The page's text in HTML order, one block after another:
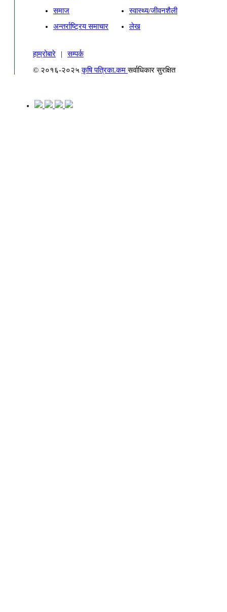
समाज
स्वास्थ्य/जीवनशैली
अन्तर्राष्ट्रिय समाचार
लेख
हाम्रोबारे |
सम्पर्क
© २०१६-२०२५कृषि पत्रिका.कमसर्वाधिकार सुरक्षित